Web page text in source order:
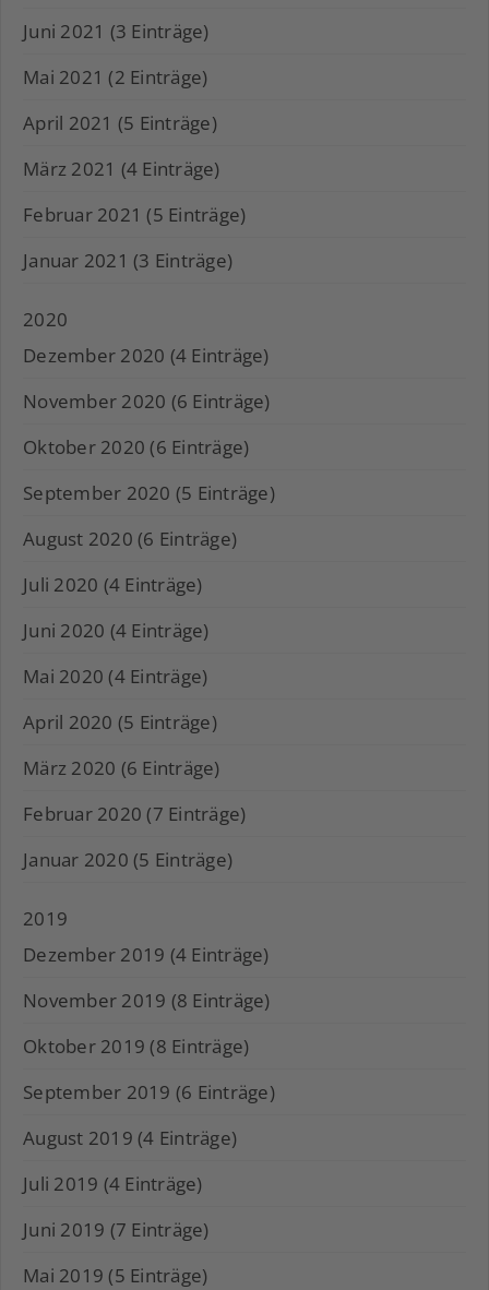
Juni 2021 (3 Einträge)
Mai 2021 (2 Einträge)
April 2021 (5 Einträge)
März 2021 (4 Einträge)
Februar 2021 (5 Einträge)
Januar 2021 (3 Einträge)
2020
Dezember 2020 (4 Einträge)
November 2020 (6 Einträge)
Oktober 2020 (6 Einträge)
September 2020 (5 Einträge)
August 2020 (6 Einträge)
Juli 2020 (4 Einträge)
Juni 2020 (4 Einträge)
Mai 2020 (4 Einträge)
April 2020 (5 Einträge)
März 2020 (6 Einträge)
Februar 2020 (7 Einträge)
Januar 2020 (5 Einträge)
2019
Dezember 2019 (4 Einträge)
November 2019 (8 Einträge)
Oktober 2019 (8 Einträge)
September 2019 (6 Einträge)
August 2019 (4 Einträge)
Juli 2019 (4 Einträge)
Juni 2019 (7 Einträge)
Mai 2019 (5 Einträge)